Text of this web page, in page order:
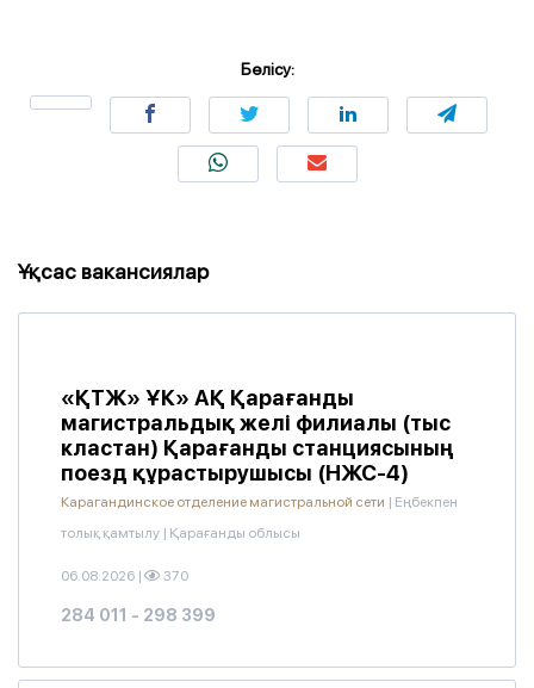
Бөлісу:
Ұқсас вакансиялар
«ҚТЖ» ҰК» АҚ Қарағанды ​​
магистральдық желі филиалы (тыс
кластан) Қарағанды станциясының
поезд құрастырушысы (НЖС-4)
Карагандинское отделение магистральной сети | Еңбекпен
толық қамтылу | Қарағанды облысы
06.08.2026 | 370
284 011 - 298 399